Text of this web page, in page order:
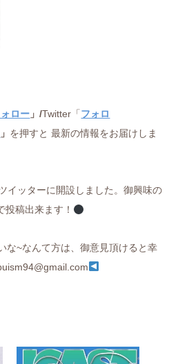
ロー 」/Twitter「 フォロ
」 を押すと 最新の情報をお届けしま
イッターに開設しました。御興味の
稿出来ます！
な~なんて方は、御意見頂けると幸